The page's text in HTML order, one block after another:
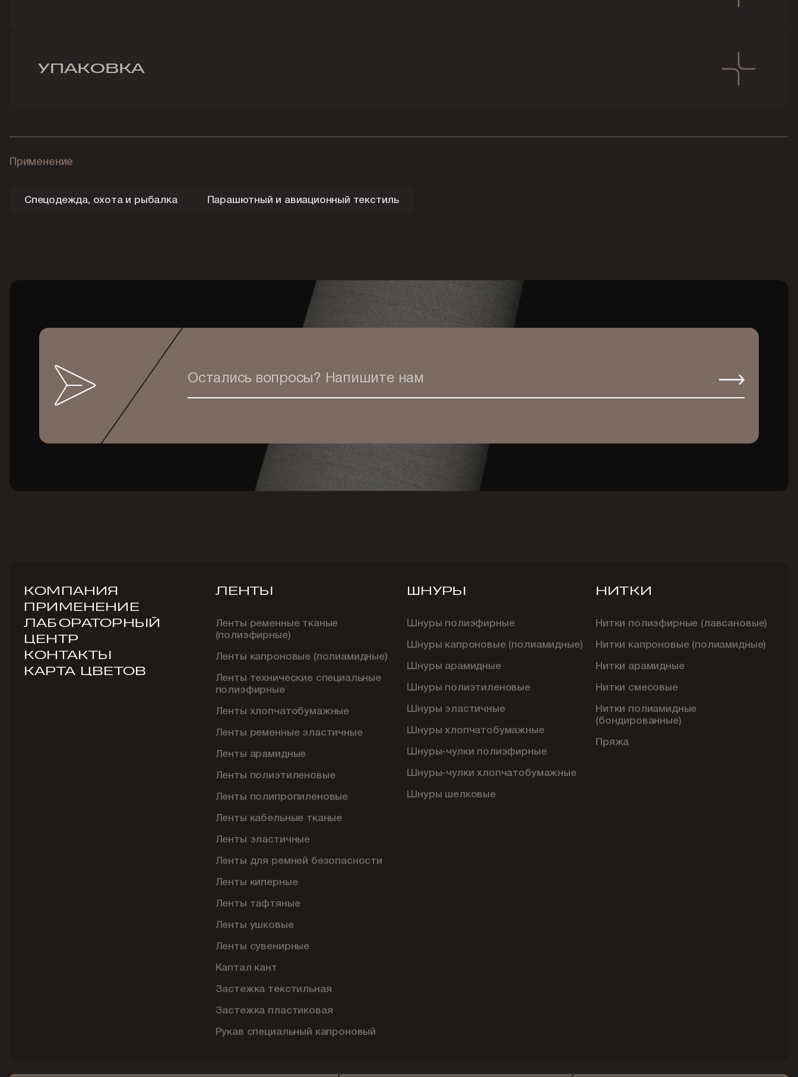
УПАКОВКА
Применение
Спецодежда, охота и рыбалка Парашютный и авиационный текстиль
Остались вопросы? Напишите нам
КОМПАНИЯ
ПРИМЕНЕНИЕ
ЛАБОРАТОРНЫЙ
ЦЕНТР
КОНТАКТЫ
КАРТА ЦВЕТОВ
ЛЕНТЫ
Ленты ременные тканые
(полиэфирные)
Ленты капроновые (полиамидные)
Ленты технические специальные
полиэфирные
Ленты хлопчатобумажные
Ленты ременные эластичные
Ленты арамидные
Ленты полиэтиленовые
Ленты полипропиленовые
Ленты кабельные тканые
Ленты эластичные
Ленты для ремней безопасности
Ленты киперные
Ленты тафтяные
Ленты ушковые
Ленты сувенирные
Каптал кант
Застежка текстильная
Застежка пластиковая
Рукав специальный капроновый
ШНУРЫ
Шнуры полиэфирные
Шнуры капроновые (полиамидные)
Шнуры арамидные
Шнуры полиэтиленовые
Шнуры эластичные
Шнуры хлопчатобумажные
Шнуры-чулки полиэфирные
Шнуры-чулки хлопчатобумажные
Шнуры шелковые
НИТКИ
Нитки полиэфирные (лавсановые)
Нитки капроновые (полиамидные)
Нитки арамидные
Нитки смесовые
Нитки полиамидные
(бондированные)
Пряжа